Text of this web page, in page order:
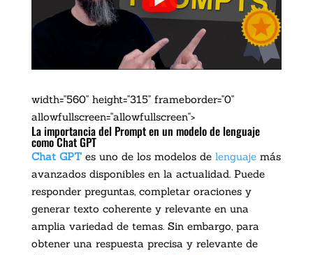
width="560" height="315" frameborder="0"
allowfullscreen="allowfullscreen">
La importancia del Prompt en un modelo de lenguaje
como Chat GPT
Chat GPTes uno de los modelos de lenguajemás
avanzados disponibles en la actualidad. Puede
responder preguntas, completar oraciones y
generar texto coherente y relevante en una
amplia variedad de temas. Sin embargo, para
obtener una respuesta precisa y relevante de